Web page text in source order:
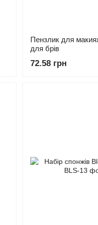
Пензлик для
для брів
72.58 грн